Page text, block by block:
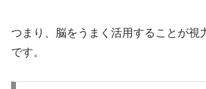
つまり、脳をうまく活用することが視
です。